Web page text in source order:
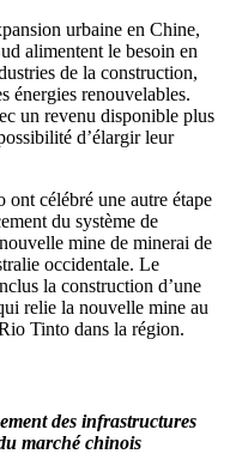
urbaine en Chine,
alimentent le besoin en
de la construction,
énergies renouvelables.
un revenu disponible plus
d’élargir leur
célébré une autre étape
du système de
mine de minerai de
occidentale. Le
la construction d’une
relie la nouvelle mine au
Tinto dans la région.
des infrastructures
marché chinois